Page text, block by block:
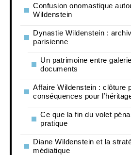
Confusion onomastique
Wildenstein
Dynastie Wildenstein :
parisienne
Un patrimoine entre
documents
Affaire Wildenstein : clôture
conséquences pour
Ce que la fin du volet
pratique
Diane Wildenstein et la
médiatique